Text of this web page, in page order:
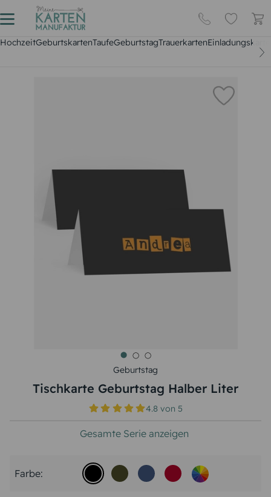
HochzeitGeburtskartenTaufeGeburtstagTrauerkarten
Geburtstag
Tischkarte Geburtstag Halber Liter
4.8 von5
Gesamte Serie anzeigen
Farbe: